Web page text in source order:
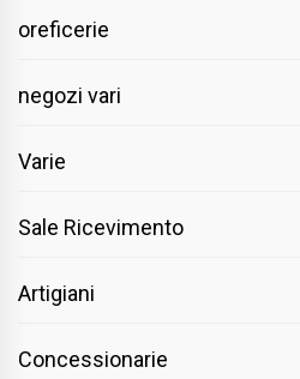
oreficerie
negozi vari
Varie
Sale Ricevimento
Artigiani
Concessionarie